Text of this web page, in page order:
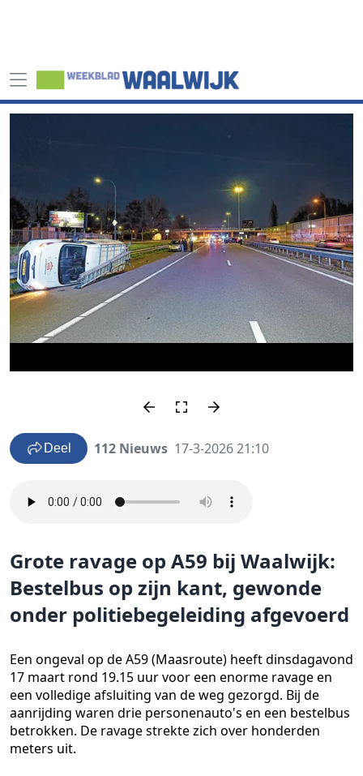
Deel 112 Nieuws 17-3-2026 21:10
Grote ravage op A59 bij Waalwijk:
Bestelbus op zijn kant, gewonde
onder politiebegeleiding afgevoerd
Een ongeval op de A59 (Maasroute) heeft dinsdagavond
17 maart rond 19.15 uur voor een enorme ravage en
een volledige afsluiting van de weg gezorgd. Bij de
aanrijding waren drie personenauto's en een bestelbus
betrokken. De ravage strekte zich over honderden
meters uit.